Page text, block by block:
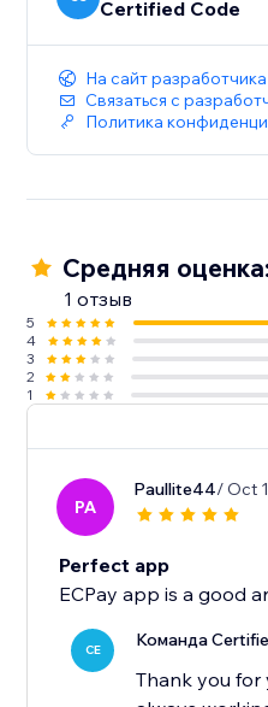
Certified Code
На сайт разработчика
Связаться с
Политика
Средняя
1 отзыв
5
4
3
2
1
PA
Paullite44/ Oct
Perfect app
ECPay app is a good
CE Команда
Thank you for